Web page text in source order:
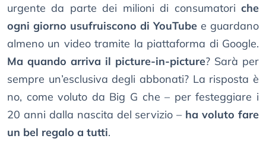
urgente da parte dei milioni di consumatori che
ogni giorno usufruiscono di YouTube e guardano
almeno un video tramite la piattaforma di Google.
Ma quando arriva il picture-in-picture? Sarà per
sempre un’esclusiva degli abbonati? La risposta è
no, come voluto da Big G che – per festeggiare i
20 anni dalla nascita del servizio – ha voluto fare
un bel regalo a tutti.